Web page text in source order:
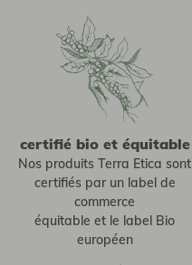
certifié bio et équitable
Nos produits Terra Etica sont
certifiés par un label de
commerce
équitable et le label Bio
européen